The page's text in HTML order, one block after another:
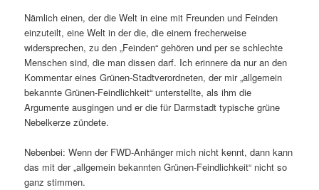
Nämlich einen, der die Welt in eine mit Freunden und Feinden
einzuteilt, eine Welt in der die, die einem frecherweise
widersprechen, zu den „Feinden“ gehören und per se schlechte
Menschen sind, die man dissen darf. Ich erinnere da nur an den
Kommentar eines Grünen-Stadtverordneten, der mir „allgemein
bekannte Grünen-Feindlichkeit“ unterstellte, als ihm die
Argumente ausgingen und er die für Darmstadt typische grüne
Nebelkerze zündete.
Nebenbei: Wenn der FWD-Anhänger mich nicht kennt, dann kann
das mit der „allgemein bekannten Grünen-Feindlichkeit“ nicht so
ganz stimmen.